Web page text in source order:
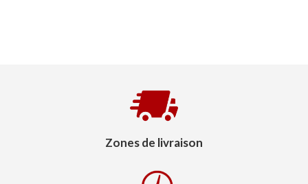
Zones de livraison